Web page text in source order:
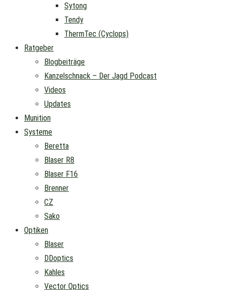
Sytong
Tendy
ThermTec (Cyclops)
Ratgeber
Blogbeiträge
Kanzelschnack – Der Jagd Podcast
Videos
Updates
Munition
Systeme
Beretta
Blaser R8
Blaser F16
Brenner
CZ
Sako
Optiken
Blaser
DDoptics
Kahles
Vector Optics